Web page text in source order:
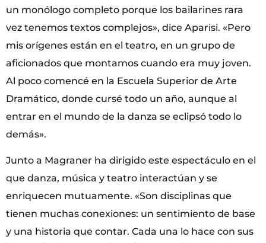
un monólogo completo porque los bailarines rara
vez tenemos textos complejos», dice Aparisi. «Pero
mis orígenes están en el teatro, en un grupo de
aficionados que montamos cuando era muy joven.
Al poco comencé en la Escuela Superior de Arte
Dramático, donde cursé todo un año, aunque al
entrar en el mundo de la danza se eclipsó todo lo
demás».
Junto a Magraner ha dirigido este espectáculo en el
que danza, música y teatro interactúan y se
enriquecen mutuamente. «Son disciplinas que
tienen muchas conexiones: un sentimiento de base
y una historia que contar. Cada una lo hace con sus